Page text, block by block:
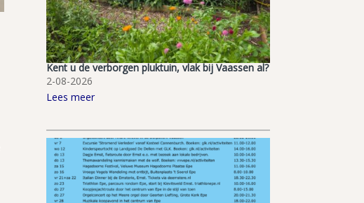
Kent u de verborgen pluktuin, vlak bij Vaassen al?
2-08-2026
Lees meer